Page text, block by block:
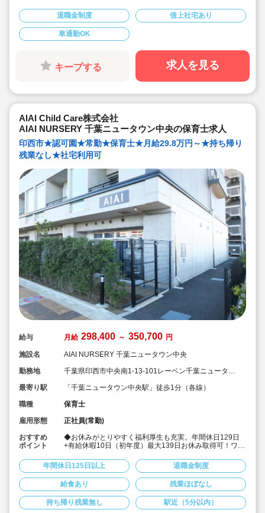
定あり）☆
◇皆勤手当/月の支給あり（規定あり）☆
◇有給休暇が取得しやすく、産休育休の制度も整ってい
て、プライベートとのバランスも取りやすい♪
退職金制度 借上社宅あり
車通勤OK
キープする 求人を見る
AIAI Child Care株式会社
AIAI NURSERY 千葉ニュータウン中央の保育士求人
印西市★認可園★常勤★保育士★月給29.8万円～★持ち帰り
残業なし★社宅利用可
給与 月給 298,400 ～ 350,700 円
施設名
AIAI NURSERY 千葉ニュータウン中央
勤務地
千葉県印西市中央南1-13-101レーベン千葉ニュータウ
最寄り駅
「千葉ニュータウン中央駅」徒歩1分（各線）
職種
保育士
雇用形態
正社員(常勤)
おすすめ
ポイント
◆お休みがとりやすく福利厚生も充実。年間休日129日
+有給休暇10日（初年度）最大139日お休み取得可！ワー
◆給食費補助、借り上げ社宅制度あり、退職金制度など
福利厚生も充実しています
◆少人数制保育で子ども一人ひとりに寄り添う保育がで
きます。
◆チーム保育で複数担任制を取っております。
◆保育に専念できる環境づくり
年間休日125日以上 退職金制度
給食あり 残業ほぼなし
持ち帰り残業無し 駅近（5分以内）